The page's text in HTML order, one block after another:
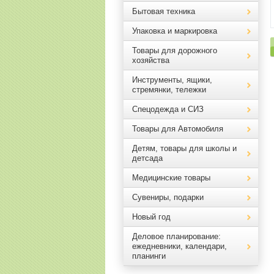
Бытовая техника
Упаковка и маркировка
Товары для дорожного
хозяйства
Инструменты, ящики,
стремянки, тележки
Спецодежда и СИЗ
Товары для Автомобиля
Детям, товары для школы и
детсада
Медицинские товары
Сувениры, подарки
Новый год
Деловое планирование:
ежедневники, календари,
планинги